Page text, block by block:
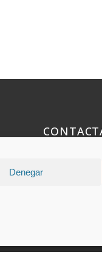
Denegar 925